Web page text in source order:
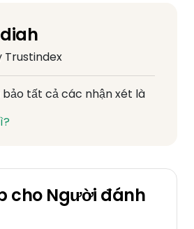
Trustindex
tất cả các nhận xét là
cho Người đánh